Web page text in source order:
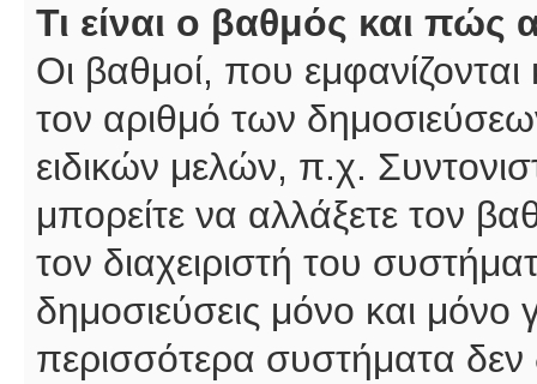
Τι είναι ο βαθμός και
Οι βαθμοί, που
τον αριθμό των
ειδικών μελών, π.χ.
μπορείτε να αλλάξετε τον
τον διαχειριστή του
δημοσιεύσεις μόνο και
περισσότερα συστήματα δεν